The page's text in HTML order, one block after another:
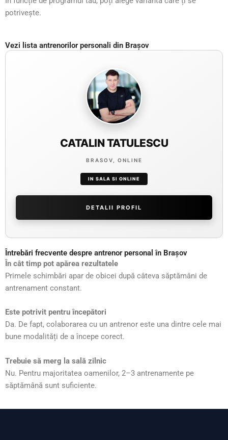
potrivește.
Vezi lista antrenorilor personali din Brașov
CATALIN TATULESCU
BRASOV, ONLINE
IN SALA SI ONLINE
DETALII PROFIL
Întrebări frecvente despre antrenor personal în Brașov
În cât timp pot apărea rezultatele
Primele schimbări apar de obicei după câteva săptămâni de
antrenament constant.
Este potrivit pentru începători
Da. De fapt, colaborarea cu un antrenor este una dintre cele mai
bune modalități de a începe corect.
Trebuie să merg la sală zilnic
Nu. Pentru majoritatea oamenilor, 2–3 antrenamente pe
săptămână sunt suficiente.